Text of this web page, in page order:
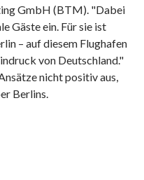
GmbH (BTM). "Dabei
Gäste ein. Für sie ist
– auf diesem Flughafen
von Deutschland."
nicht positiv aus,
Berlins.
für Berlin”